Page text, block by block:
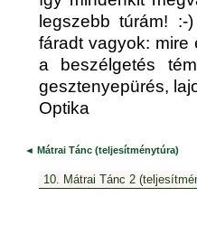
legszebb túrám!
fáradt vagyok: mire
a beszélgetés
gesztenyepürés,
Optika
◄ Mátrai Tánc (teljesítménytúra)